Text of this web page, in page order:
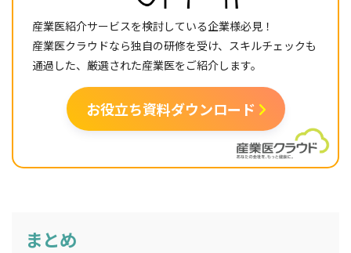
産業医紹介サービスを検討している企業様必見！
産業医クラウドなら独自の研修を受け、スキルチェックも
通過した、厳選された産業医をご紹介します。
お役立ち資料ダウンロード
まとめ